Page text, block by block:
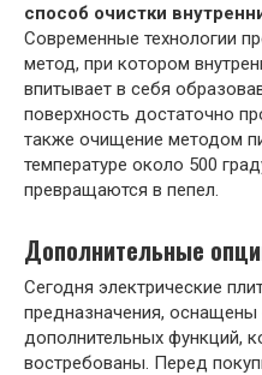
способ очистки
Современные технологии
метод, при котором
впитывает в себя
поверхность достаточно
также очищение методом
температуре около 500
превращаются в пепел.
Дополнительные
Сегодня электрические
предназначения,
дополнительных функций,
востребованы. Перед